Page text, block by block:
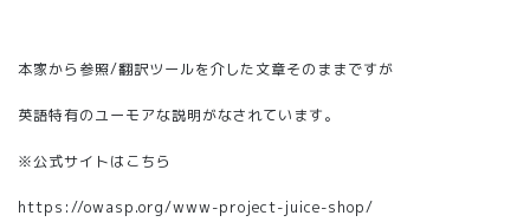
本家から参照/翻訳ツールを介した文章そのままですが
英語特有のユーモアな説明がなされています。
※公式サイトはこちら
https://owasp.org/www-project-juice-shop/